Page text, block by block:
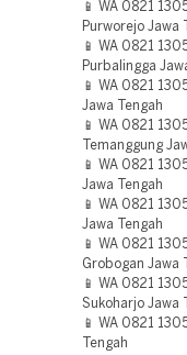
📱 WA 0821
Purworejo Jawa
📱 WA 0821
Purbalingga
📱 WA 0821
Jawa Tengah
📱 WA 0821
Temanggung
📱 WA 0821
Jawa Tengah
📱 WA 0821
Jawa Tengah
📱 WA 0821
Grobogan Jawa
📱 WA 0821
Sukoharjo Jawa
📱 WA 0821
Tengah